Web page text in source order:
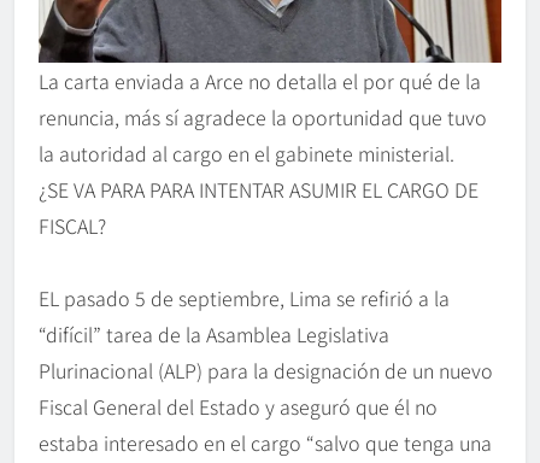
La carta enviada a Arce no detalla el por qué de la
renuncia, más sí agradece la oportunidad que tuvo
la autoridad al cargo en el gabinete ministerial.
¿SE VA PARA PARA INTENTAR ASUMIR EL CARGO DE
FISCAL?
EL pasado 5 de septiembre, Lima se refirió a la
“difícil” tarea de la Asamblea Legislativa
Plurinacional (ALP) para la designación de un nuevo
Fiscal General del Estado y aseguró que él no
estaba interesado en el cargo “salvo que tenga una